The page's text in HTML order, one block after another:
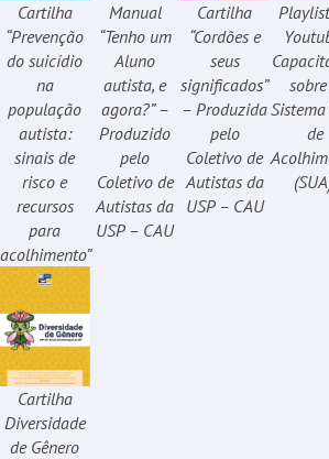
Cartilha
“Prevenção
do suicídio
na
população
autista:
sinais de
risco e
recursos
para
acolhimento”
Manual
“Tenho um
Aluno
autista, e
agora?” –
Produzido
pelo
Coletivo de
Autistas da
USP – CAU
Cartilha
“Cordões e
seus
significados”
– Produzida
pelo
Coletivo de
Autistas da
USP – CAU
Sistema
de
Cartilha
Diversidade
de Gênero